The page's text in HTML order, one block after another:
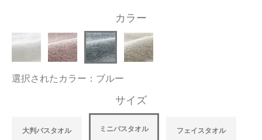
大量購入・法人向けの購入の方は
お問い合わせ
カラー
選択されたカラー：ブルー
サイズ
大判バスタオル ミニバスタオル フェイスタオル